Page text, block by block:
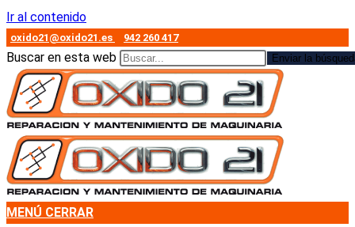
Ir al contenido
oxido21@oxido21.es 942 260 417
Buscar en esta web Enviar la
MENÚ CERRAR